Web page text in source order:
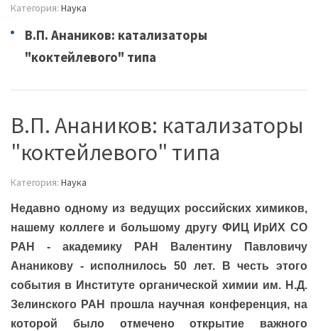
Категория: Наука
В.П. Анаников: катализаторы
"коктейлевого" типа
В.П. Анаников: катализаторы
"коктейлевого" типа
Категория: Наука
Недавно одному из ведущих российских химиков,
нашему коллеге и большому другу ФИЦ ИрИХ СО
РАН - академику РАН Валентину Павловичу
Ананикову - исполнилось 50 лет. В честь этого
события в Институте органической химии им. Н.Д.
Зелинского РАН прошла научная конференция, на
которой было отмечено открытие важного